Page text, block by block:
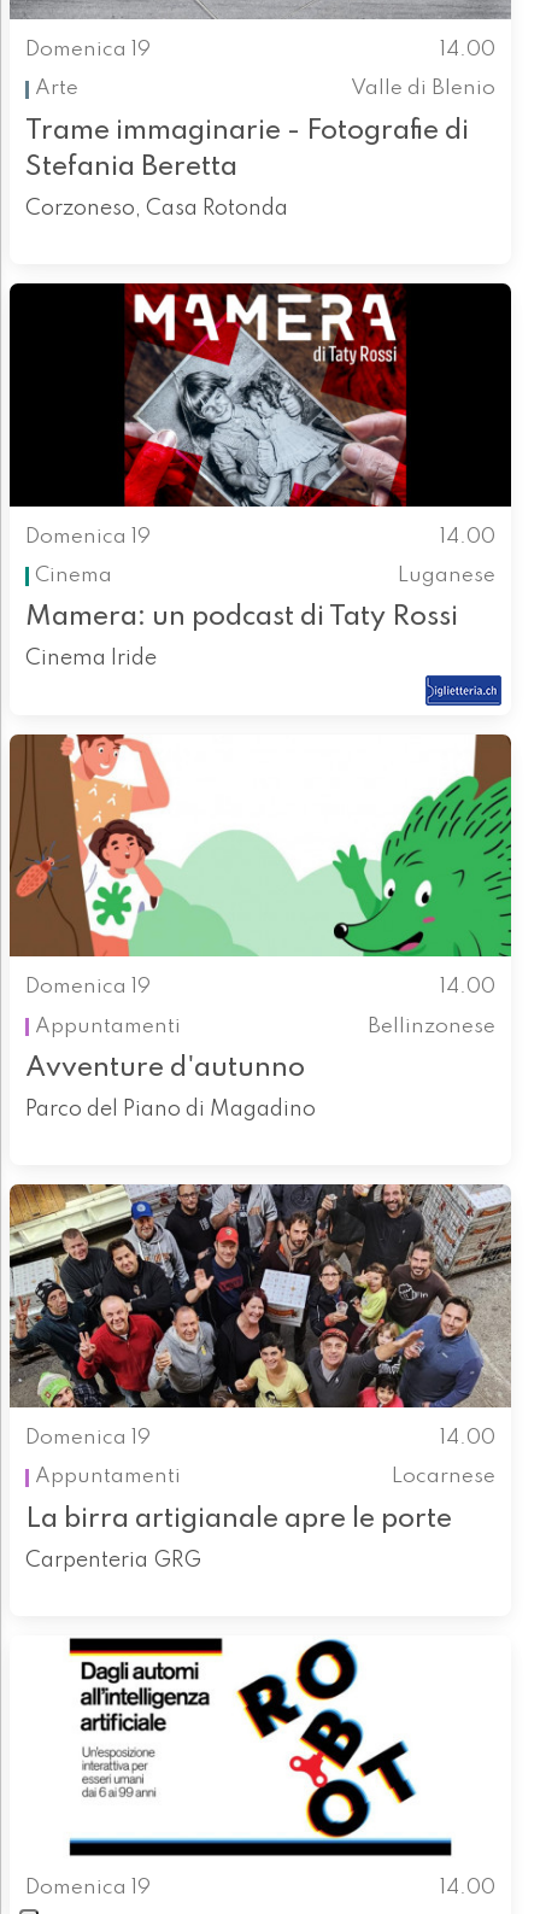
Domenica 19
14.00
Arte
Valle di Blenio
Trame immaginarie - Fotografie di
Stefania Beretta
Corzoneso, Casa Rotonda
Domenica 19
14.00
Cinema
Luganese
Mamera: un podcast di Taty Rossi
Cinema Iride
Domenica 19
14.00
Appuntamenti
Bellinzonese
Avventure d'autunno
Parco del Piano di Magadino
Domenica 19
14.00
Appuntamenti
Locarnese
La birra artigianale apre le porte
Carpenteria GRG
Domenica 19 14.00